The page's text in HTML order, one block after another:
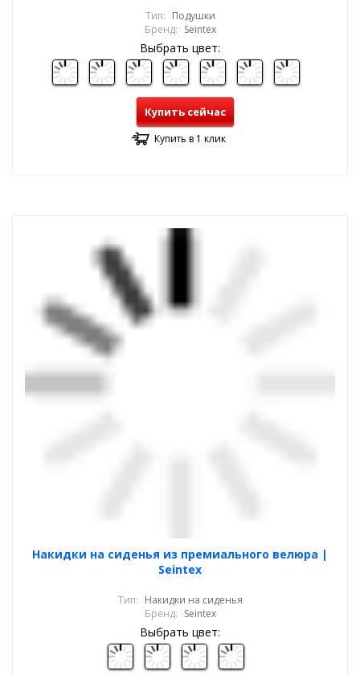
Тип: Подушки
Бренд: Seintex
Выбрать цвет:
Купить сейчас
Купить в 1 клик
Накидки на сиденья из премиального велюра |
Seintex
Тип: Накидки на сиденья
Бренд: Seintex
Выбрать цвет: